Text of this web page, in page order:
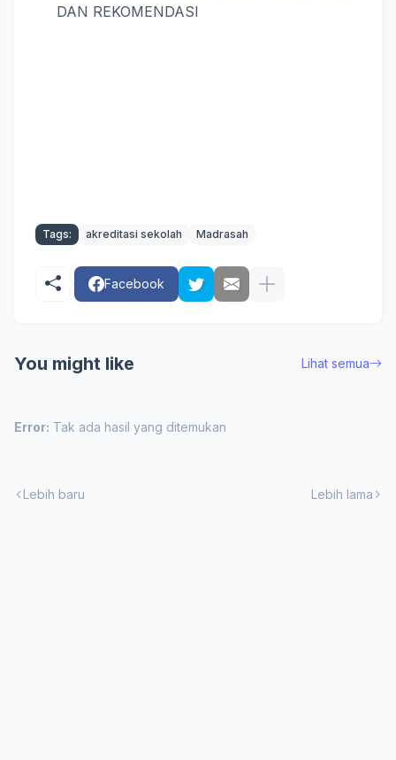
DAN REKOMENDASI
Tags: akreditasi sekolah Madrasah
Facebook
You might like Lihat semua
Error: Tak ada hasil yang ditemukan
Lebih baru Lebih lama